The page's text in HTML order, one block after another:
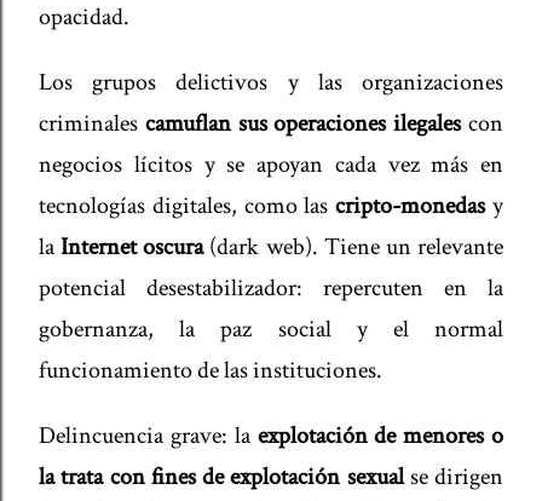
opacidad.
Los grupos delictivos y las organizaciones
criminales camuflan sus operaciones ilegalescon
negocios lícitos y se apoyan cada vez más en
tecnologías digitales, como lascripto-monedasy
laInternet oscura(dark web). Tiene un relevante
potencial desestabilizador: repercuten en la
gobernanza, la paz social y el normal
funcionamiento de las instituciones.
Delincuencia grave: la explotación de menores o
la trata con fines de explotación sexualse dirigen